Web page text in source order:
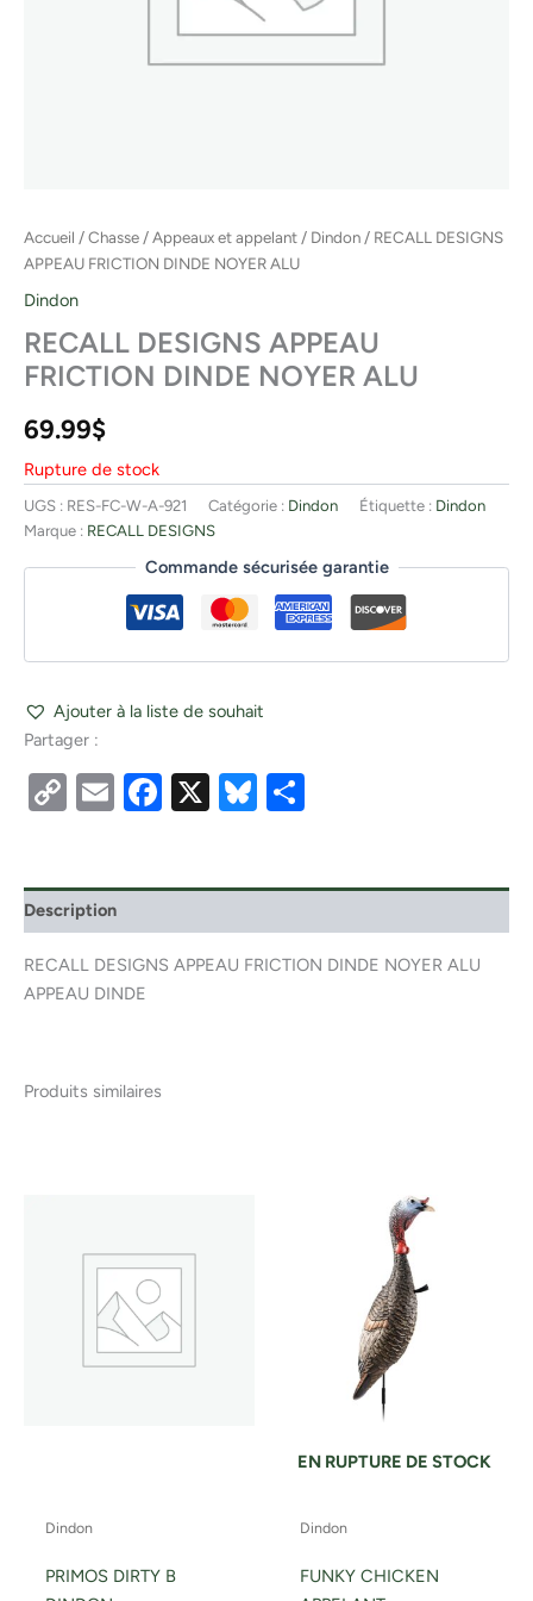
Accueil /Chasse /Appeaux et appelant / Dindon / RECALL DESIGNS
APPEAU FRICTION DINDE NOYER ALU
Dindon
RECALL DESIGNS APPEAU
FRICTION DINDE NOYER ALU
69.99$
Rupture de stock
UGS : RES-FC-W-A-921 Catégorie : Dindon Étiquette : Dindon
Marque : RECALL DESIGNS
Commande sécurisée garantie
Ajouter à la liste de souhait
Partager :
CopyEmailFacebook
X Bluesky
Description
RECALL DESIGNS APPEAU FRICTION DINDE NOYER ALU
APPEAU DINDE
Produits similaires
Dindon
PRIMOS DIRTY B
EN RUPTURE DE STOCK
Dindon
FUNKY CHICKEN